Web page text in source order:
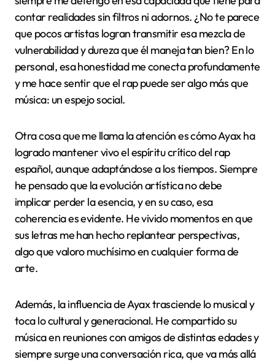
contar realidades sin filtros ni adornos. ¿No te parece
que pocos artistas logran transmitir esa mezcla de
vulnerabilidad y dureza que él maneja tan bien? En lo
personal, esa honestidad me conecta profundamente
y me hace sentir que el rap puede ser algo más que
música: un espejo social.
Otra cosa que me llama la atención es cómo Ayax ha
logrado mantener vivo el espíritu crítico del rap
español, aunque adaptándose a los tiempos. Siempre
he pensado que la evolución artística no debe
implicar perder la esencia, y en su caso, esa
coherencia es evidente. He vivido momentos en que
sus letras me han hecho replantear perspectivas,
algo que valoro muchísimo en cualquier forma de
arte.
Además, la influencia de Ayax trasciende lo musical y
toca lo cultural y generacional. He compartido su
música en reuniones con amigos de distintas edades y
siempre surge una conversación rica, que va más allá